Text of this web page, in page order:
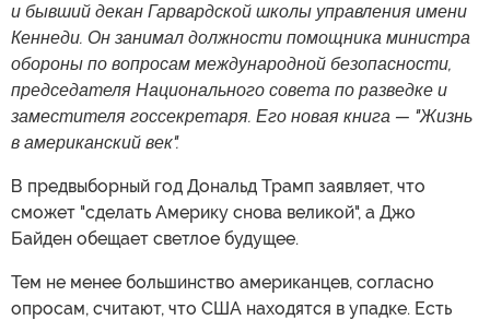
и бывший декан Гарвардской школы управления имени
Кеннеди. Он занимал должности помощника министра
обороны по вопросам международной безопасности,
председателя Национального совета по разведке и
заместителя госсекретаря. Его новая книга — "Жизнь
в американский век".
В предвыборный год Дональд Трамп заявляет, что
сможет "сделать Америку снова великой", а Джо
Байден обещает светлое будущее.
Тем не менее большинство американцев, согласно
опросам, считают, что США находятся в упадке. Есть